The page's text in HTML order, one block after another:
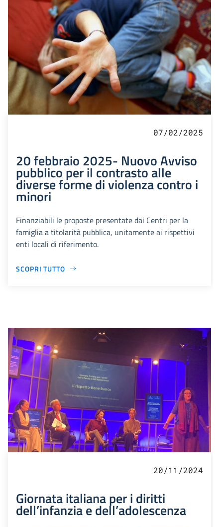
07/02/2025
20 febbraio 2025- Nuovo Avviso
pubblico per il contrasto alle
diverse forme di violenza contro i
minori
Finanziabili le proposte presentate dai Centri per la
famiglia a titolarità pubblica, unitamente ai rispettivi
enti locali di riferimento.
SCOPRI TUTTO
20/11/2024
Giornata italiana per i diritti
dell’infanzia e dell’adolescenza